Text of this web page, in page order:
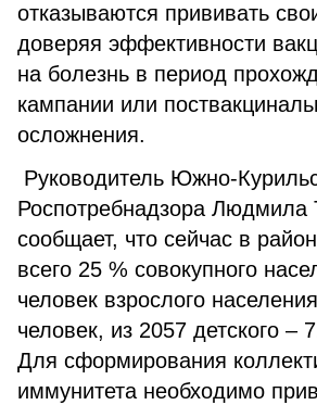
отказываются прививать
доверяя эффективности
на болезнь в период
кампании или
осложнения.
Руководитель Южно-
Роспотребнадзора Людмила
сообщает, что сейчас в
всего 25 % совокупного
человек взрослого
человек, из 2057 детского –
Для сформирования
иммунитета необходимо